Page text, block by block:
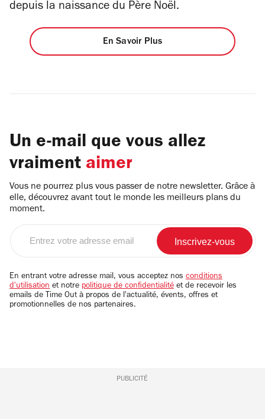
depuis la naissance du Père Noël.
En Savoir Plus
Un e-mail que vous allez
vraiment aimer
Vous ne pourrez plus vous passer de notre newsletter. Grâce à
elle, découvrez avant tout le monde les meilleurs plans du
moment.
email
En entrant votre adresse mail, vous acceptez nos conditions
d'utilisation et notre politique de confidentialité et de recevoir les
emails de Time Out à propos de l'actualité, évents, offres et
promotionnelles de nos partenaires.
PUBLICITÉ